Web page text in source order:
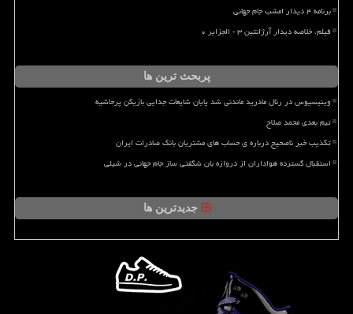
برنامه ۴ دیدار امشب جام جهانی
فیلم، خلاصه دیدار آرژانتین ۳ - الجزایر ۰
پربحث ترین ها
وینیسیوس در رئال مادرید ماندنی شد پایان شایعات جدایی بازیکن پرحاشیه
تیم بعدی محمد صلاح
تکذیب خبر ناصحیح درباره ی حساب های مشتریان بانک صادرات ایران
استقبال گسترده هواداران از دروازه بان شگفتی ساز جام جهانی در شیلی
جدیدترین ها